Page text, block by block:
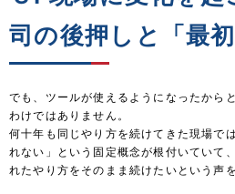
司の後押しと「最
でも、ツールが使えるようになったから
わけではありません。
何十年も同じやり方を続けてきた現場で
れない」という固定概念が根付いていて
れたやり方をそのまま続けたいという声